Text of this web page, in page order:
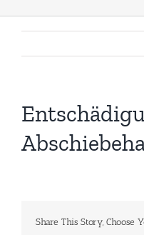
Share This Story, Choose